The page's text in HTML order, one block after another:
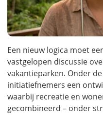
Een nieuw logica moet
vastgelopen discussie
vakantieparken. Onder
initiatiefnemers een
waarbij recreatie en
gecombineerd – onder